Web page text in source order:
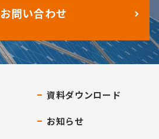
お問い合わせ
資料ダウンロード
お知らせ